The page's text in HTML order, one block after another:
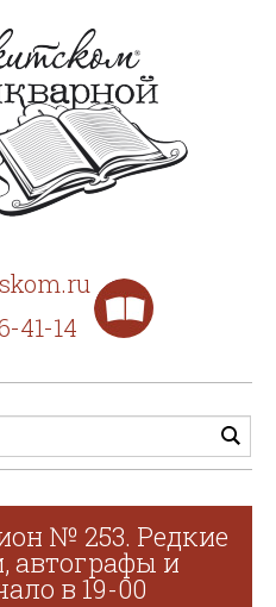
41-14
№ 253. Редкие
автографы и
в 19-00